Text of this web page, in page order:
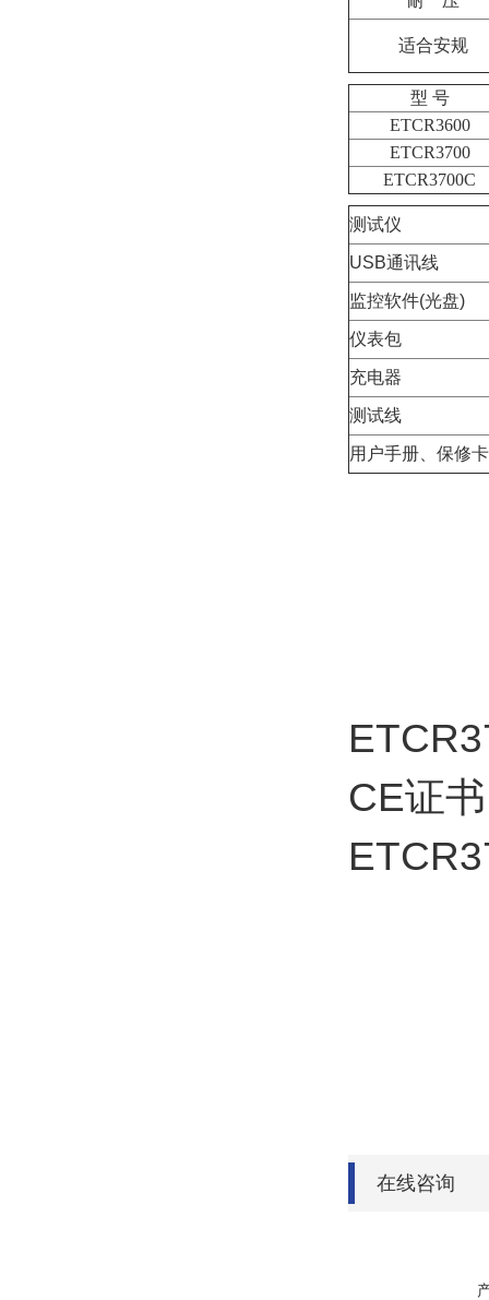
适合安规
型 号
ETCR3600
ETCR3700
ETCR3700C
测试仪
USB通讯线
监控软件(光盘)
仪表包
充电器
测试线
用户手册、保修
CE证书
在线咨询